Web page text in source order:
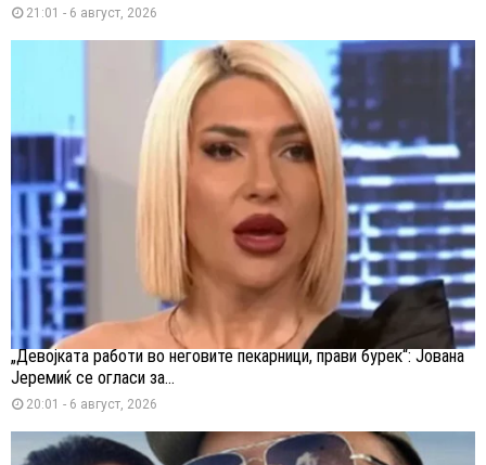
21:01 - 6 август, 2026
„Девојката работи во неговите пекарници, прави бурек“: Јована
Јеремиќ се огласи за...
20:01 - 6 август, 2026